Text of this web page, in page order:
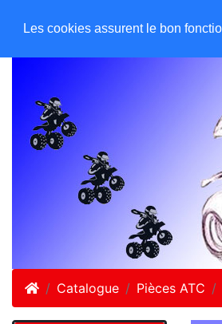
Les cookies assurent le bon
GO ATC EQUIPEMENTS
Accueil
Catalogue Pièces ATC